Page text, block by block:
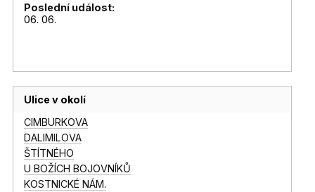
Poslední událost:
06. 06.
Ulice v okolí
CIMBURKOVA
DALIMILOVA
ŠTÍTNÉHO
U BOŽÍCH BOJOVNÍKŮ
KOSTNICKÉ NÁM.